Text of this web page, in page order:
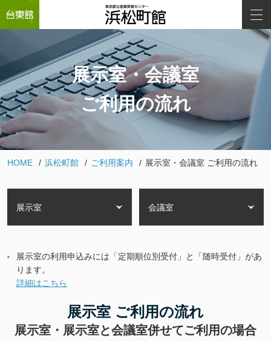
展示室・会議室
ご利用の流れ
HOME 浜松町館 ご利用案内 展示室・会議室 ご利用の流れ
展示室 会議室
展示室の利用申込みには「定期順位別受付」と「随時受付」があ
ります。
詳細はこちら
展示室 ご利用の流れ
展示室・展示室と会議室併せてご利用の場合